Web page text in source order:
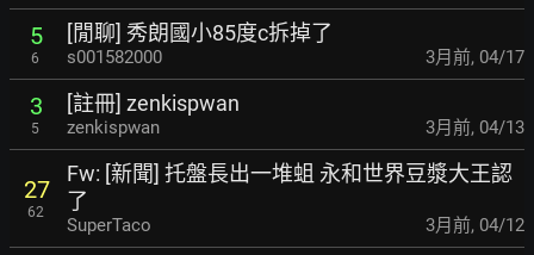
5
6
[閒聊] 秀朗國小85度c拆掉了
s001582000 3月前, 04/17
3
5
[註冊] zenkispwan
zenkispwan 3月前, 04/13
27
62
Fw: [新聞] 托盤長出一堆蛆 永和世界豆漿大王認
了
SuperTaco 3月前, 04/12